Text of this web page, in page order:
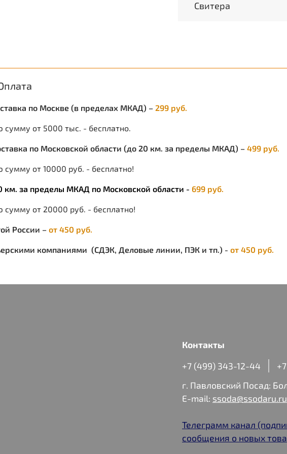
организм человека от
Свитера
по Москве (в пределах МКАД) – 299 руб.
от 5000 тыс. - бесплатно.
по Московской области (до 20 км. за пределы МКАД) – 499 руб.
от 10000 руб. - бесплатно!
км. за пределы МКАД по Московской области - 699 руб.
от 20000 руб. - бесплатно!
России – от 450 руб.
компаниями (СДЭК, Деловые линии, ПЭК и тп.) - от 450 руб.
Контакты
+7 (499) 343-12-44
г. Павловский Посад:
E-mail: ssoda@ssodaru.ru
Телеграмм канал
сообщения о новых